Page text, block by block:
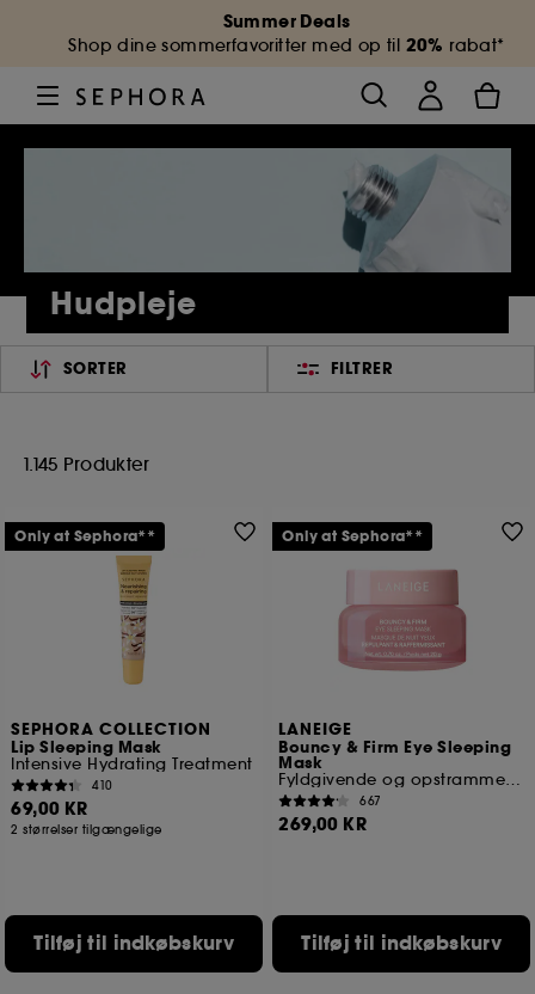
Summer Deals
Shop dine sommerfavoritter med op til 20% rabat*
Hudpleje
SORTER FILTRER
1.145 Produkter
SEPHORA COLLECTION
Lip Sleeping Mask
Intensive Hydrating Treatment
410
69,00 KR
2 størrelser tilgængelige
Tilføj til indkøbskurv
Only at Sephora**
LANEIGE
Bouncy & Firm Eye Sleeping
Mask
Fyldgivende og opstrammende natøjenmaske
667
269,00 KR
Tilføj til indkøbskurv
Only at Sephora**